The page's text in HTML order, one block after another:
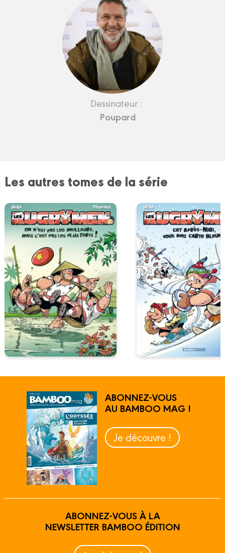
Dessinateur :
Poupard
Les autres tomes de la série
ABONNEZ-VOUS
AU BAMBOO MAG !
Je découvre !
ABONNEZ-VOUS À LA
NEWSLETTER BAMBOO ÉDITION